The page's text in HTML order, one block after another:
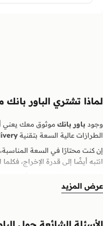
لماذا تشتري الباور
وجود باور بانك موثوق معك يعني
الطرازات عالية السعة بتقنية
إن كنت محتارًا في السعة
انتبه أيضًا إلى قدرة الإخراج،
عرض المزيد